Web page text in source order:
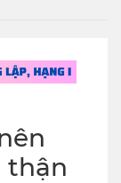
thận